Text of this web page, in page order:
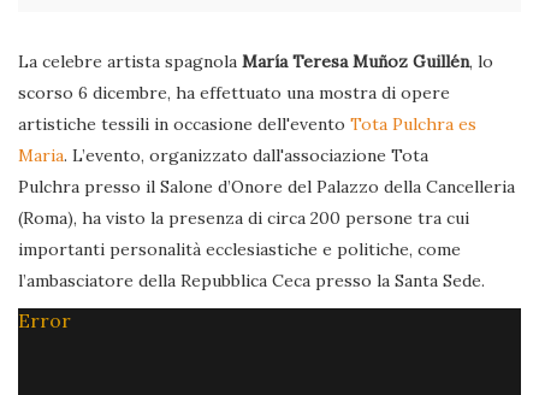
La celebre artista spagnola María Teresa Muñoz Guillén, lo
scorso 6 dicembre, ha effettuato una mostra di opere
artistiche tessili in occasione dell'evento Tota Pulchra es
Maria. L’evento, organizzato dall'associazione Tota
Pulchra presso il Salone d’Onore del Palazzo della Cancelleria
(Roma), ha visto la presenza di circa 200 persone tra cui
importanti personalità ecclesiastiche e politiche, come
l’ambasciatore della Repubblica Ceca presso la Santa Sede.
Error